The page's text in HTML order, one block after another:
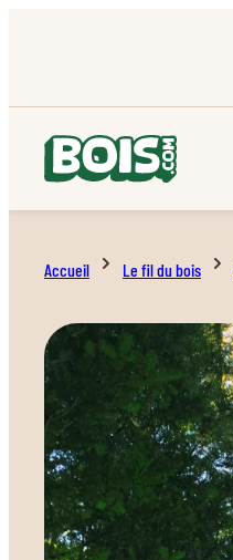
Accueil Le fil du bois